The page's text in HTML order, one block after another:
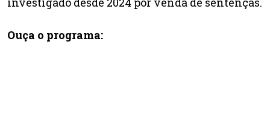
Ouça o programa: